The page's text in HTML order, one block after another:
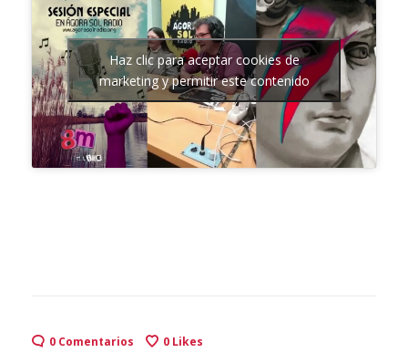
Haz clic para aceptar cookies de
marketing y permitir este contenido
0 Comentarios 0 Likes